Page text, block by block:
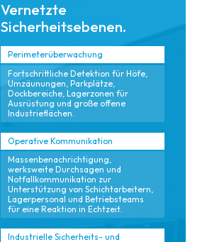
Vernetzte
Sicherheitsebenen.
Perimeterüberwachung
Fortschrittliche Detektion für Höfe,
Umzäunungen, Parkplätze,
Dockbereiche, Lagerzonen für
Ausrüstung und große offene
Industrieflächen.
Operative Kommunikation
Massenbenachrichtigung,
werksweite Durchsagen und
Notfallkommunikation zur
Unterstützung von Schichtarbeitern,
Lagerpersonal und Betriebsteams
für eine Reaktion in Echtzeit.
Industrielle Sicherheits- und